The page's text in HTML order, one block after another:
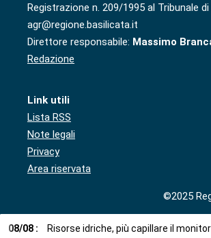
Registrazione n. 209/1995 al Tribunale
agr@regione.basilicata.it
Direttore responsabile: Massimo
Redazione
Link utili
Lista RSS
Note legali
Privacy
Area riservata
©2025
08/08 : Risorse idriche, più capillare il